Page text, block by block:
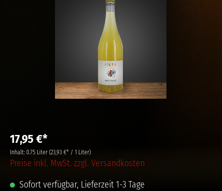
17,95 €*
Inhalt: 0.75 Liter (23,93 €* / 1 Liter)
Preise inkl. MwSt. zzgl. Versandkosten
Sofort verfügbar, Lieferzeit 1-3 Tage